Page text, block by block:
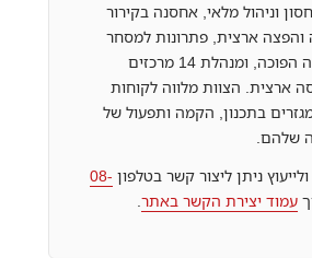
וניהול מלאי, אחסנה בקירור
והפצה ארצית, פתרונות למסחר
מקוון ולוגיסטיקה הפוכה, ומנהלת 14 מרכזים
ארצית. הצוות מלווה לקוחות
בתכנון, הקמה ותפעול של
שלהם.
ניתן ליצור קשר בטלפון 08-
עמוד יצירת הקשר באתר.